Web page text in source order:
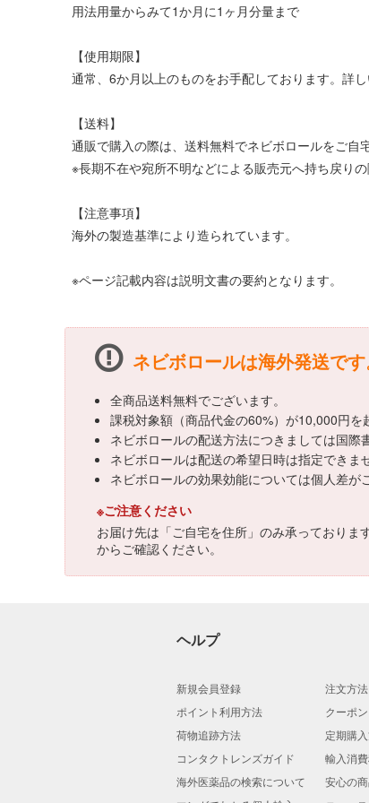
用法用量からみて1か月に1ヶ月分量まで
【使用期限】
通常、6か月以上のものをお手配しております。詳
【送料】
通販で購入の際は、送料無料でネビボロールをご自
※長期不在や宛所不明などによる販売元へ持ち戻り
【注意事項】
海外の製造基準により造られています。
※ページ記載内容は説明文書の要約となります。
ネビボロールは海外発送です
全商品送料無料でございます。
課税対象額（商品代金の60%）が10,000円を
ネビボロールの配送方法につきましては国際
ネビボロールは配送の希望日時は指定できま
ネビボロールの効果効能については個人差が
※ご注意ください
お届け先は「ご自宅を住所」のみ承っており
からご確認ください。
ヘルプ
新規会員登録 注文方法
ポイント利用方法
クーポ
荷物追跡方法
定期購
コンタクトレンズガイド
輸入消
海外医薬品の検索について
安心の